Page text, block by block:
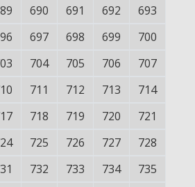
690 691 692
693
697 698 699
700
704 705 706
707
711 712 713
714
718 719 720
721
725 726 727
728
732 733 734
735